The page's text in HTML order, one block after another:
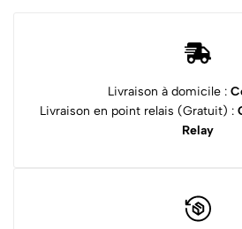
Livraison à domicile :
Livraison en point relais (Gratuit) :
Relay